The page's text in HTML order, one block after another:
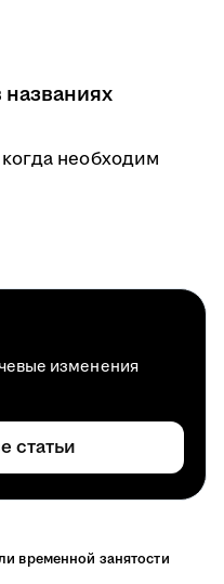
необходим
изменения
статьи
временной занятости